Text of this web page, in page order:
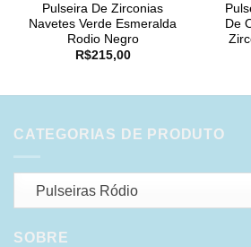
Pulseira De Zirconias
Navetes Verde Esmeralda
Rodio Negro
R$215,00
De
CATEGORIAS DE PRODUTO
Pulseiras Ródio
SOBRE